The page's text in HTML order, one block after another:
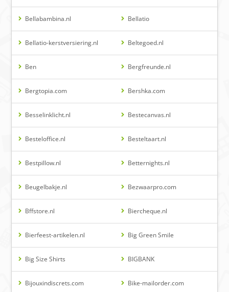
Bellabambina.nl Bellatio
Bellatio-kerstversiering.nl Beltegoed.nl
Ben Bergfreunde.nl
Bergtopia.com Bershka.com
Besselinklicht.nl Bestecanvas.nl
Besteloffice.nl Besteltaart.nl
Bestpillow.nl Betternights.nl
Beugelbakje.nl Bezwaarpro.com
Bffstore.nl Biercheque.nl
Bierfeest-artikelen.nl Big Green Smile
Big Size Shirts BIGBANK
Bijouxindiscrets.com Bike-mailorder.com